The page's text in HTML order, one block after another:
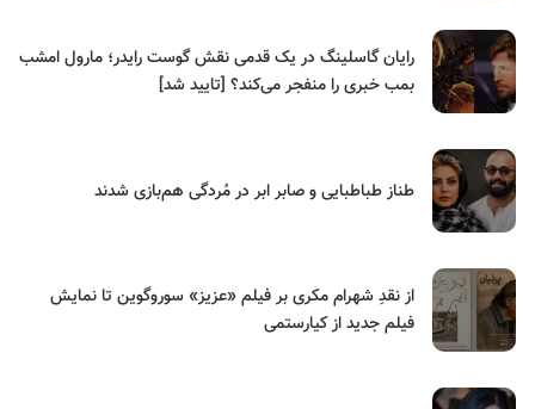
رایان گاسلینگ در یک قدمی نقش گوست رایدر؛ مارول امشب
بمب خبری را منفجر می‌کند؟ [تایید شد]
طناز طباطبایی و صابر ابر در مُردگی هم‌بازی شدند
از نقدِ شهرام مکری بر فیلم «عزیز» سوروگوین تا نمایش
فیلم جدید از کیارستمی